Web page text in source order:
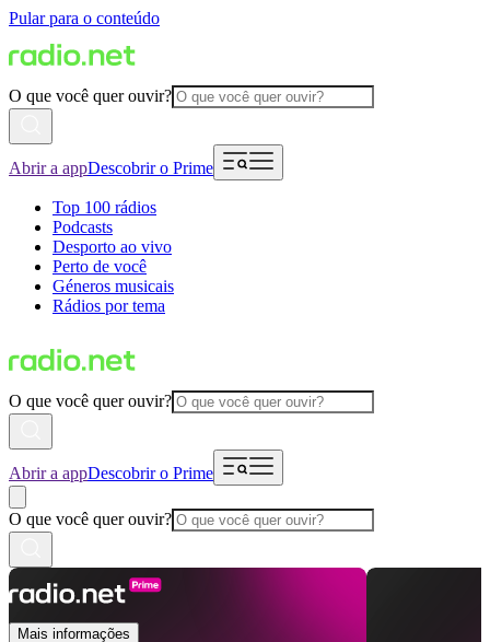
Pular para o conteúdo
O que você quer ouvir?
Abrir a appDescobrir o Prime
Top 100 rádios
Podcasts
Desporto ao vivo
Perto de você
Géneros musicais
Rádios por tema
O que você quer ouvir?
Abrir a appDescobrir o Prime
O que você quer ouvir?
Mais informações